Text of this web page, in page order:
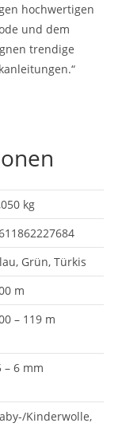
hochwertigen
und dem
trendige
kg
Grün, Türkis
m
– 119 m
– 6 mm
Kinderwolle,